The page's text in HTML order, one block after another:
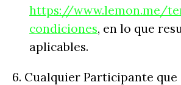
https://www.lemon.me/
condiciones, en lo que
aplicables.
6. Cualquier Participante